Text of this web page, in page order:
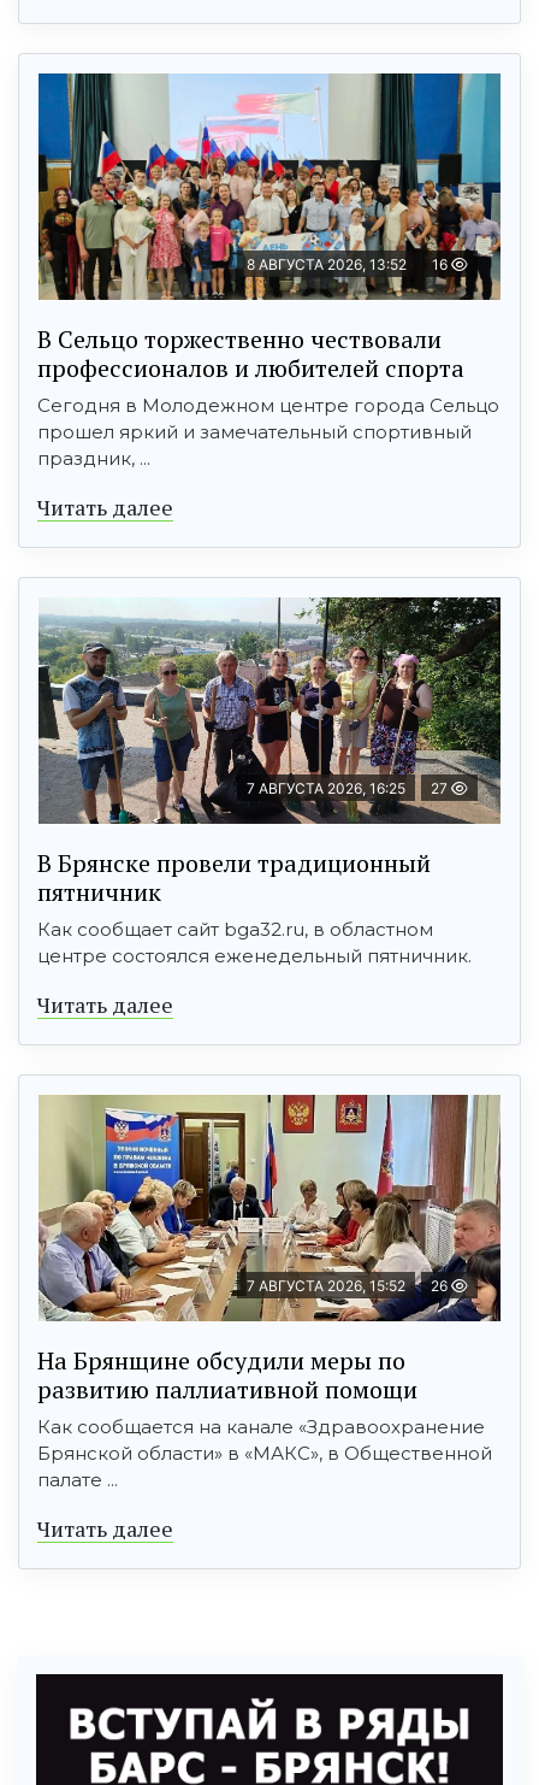
8 АВГУСТА 2026, 13:52 16
В Сельцо торжественно чествовали
профессионалов и любителей спорта
Сегодня в Молодежном центре города Сельцо
прошел яркий и замечательный спортивный
праздник, ...
Читать далее
7 АВГУСТА 2026, 16:25 27
В Брянске провели традиционный
пятничник
Как сообщает сайт bga32.ru, в областном
центре состоялся еженедельный пятничник.
Читать далее
7 АВГУСТА 2026, 15:52 26
На Брянщине обсудили меры по
развитию паллиативной помощи
Как сообщается на канале «Здравоохранение
Брянской области» в «МАКС», в Общественной
палате ...
Читать далее